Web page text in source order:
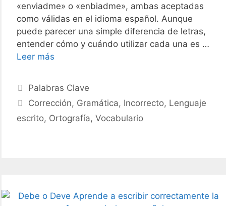
«enviadme» o «enbiadme», ambas aceptadas
como válidas en el idioma español. Aunque
puede parecer una simple diferencia de letras,
entender cómo y cuándo utilizar cada una es …
Leer más
la
palabra
enviadme
ambas
Categories
Palabras Clave
Tags
Corrección, Gramática, Incorrecto, Lenguaje
escrito, Ortografía, Vocabulario